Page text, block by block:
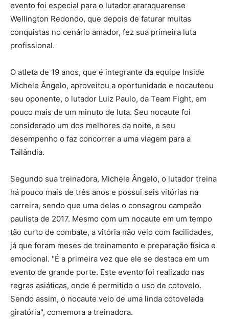
evento foi especial para o lutador araraquarense
Wellington Redondo, que depois de faturar muitas
conquistas no cenário amador, fez sua primeira luta
profissional.
O atleta de 19 anos, que é integrante da equipe Inside
Michele Ângelo, aproveitou a oportunidade e nocauteou
seu oponente, o lutador Luiz Paulo, da Team Fight, em
pouco mais de um minuto de luta. Seu nocaute foi
considerado um dos melhores da noite, e seu
desempenho o faz concorrer a uma viagem para a
Tailândia.
Segundo sua treinadora, Michele Ângelo, o lutador treina
há pouco mais de três anos e possui seis vitórias na
carreira, sendo que uma delas o consagrou campeão
paulista de 2017. Mesmo com um nocaute em um tempo
tão curto de combate, a vitória não veio com facilidades,
já que foram meses de treinamento e preparação física e
emocional. "É a primeira vez que ele se destaca em um
evento de grande porte. Este evento foi realizado nas
regras asiáticas, onde é permitido o uso de cotovelo.
Sendo assim, o nocaute veio de uma linda cotovelada
giratória", comemora a treinadora.